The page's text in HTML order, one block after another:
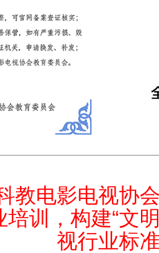
教电影电视协
训，构建“文
视行业标